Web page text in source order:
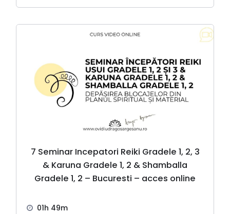
7 Seminar Incepatori Reiki Gradele 1, 2, 3
& Karuna Gradele 1, 2 & Shamballa
Gradele 1, 2 – Bucuresti – acces online
01h 49m